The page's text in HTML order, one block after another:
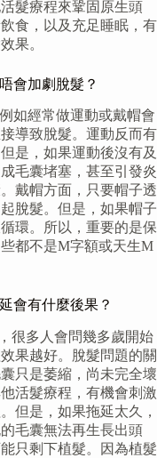
髮療程來鞏固原生頭
食，以及充足睡眠，有
果。
會加劇脫髮？
如經常做運動或戴帽會
導致脫髮。運動反而有
是，如果運動後沒有及
毛囊堵塞，甚至引發炎
戴帽方面，只要帽子透
脫髮。但是，如果帽子
環。所以，重要的是保
都不是M字額或天生M
會有什麼後果？
很多人會問幾多歲開始
果越好。脫髮問題的關
只是萎縮，尚未完全壞
活髮療程，有機會刺激
但是，如果拖延太久，
毛囊無法再生長出頭
只剩下植髮。因為植髮